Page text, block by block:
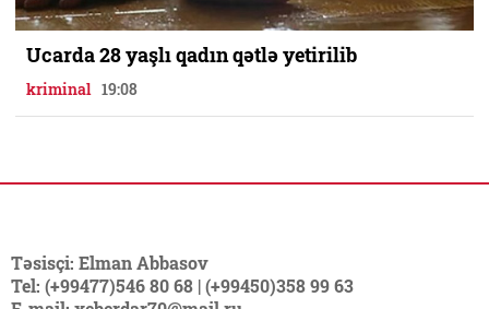
Ucarda 28 yaşlı qadın qətlə yetirilib
kriminal 19:08
Təsisçi: Elman Abbasov
Tel: (+99477)546 80 68 | (+99450)358 99 63